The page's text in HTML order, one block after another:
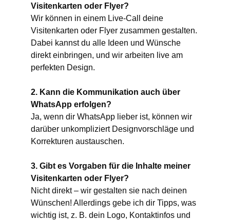
Visitenkarten oder Flyer?
Wir können in einem Live-Call deine
Visitenkarten oder Flyer zusammen gestalten.
Dabei kannst du alle Ideen und Wünsche
direkt einbringen, und wir arbeiten live am
perfekten Design.
2. Kann die Kommunikation auch über
WhatsApp erfolgen?
Ja, wenn dir WhatsApp lieber ist, können wir
darüber unkompliziert Designvorschläge und
Korrekturen austauschen.
3. Gibt es Vorgaben für die Inhalte meiner
Visitenkarten oder Flyer?
Nicht direkt – wir gestalten sie nach deinen
Wünschen! Allerdings gebe ich dir Tipps, was
wichtig ist, z. B. dein Logo, Kontaktinfos und